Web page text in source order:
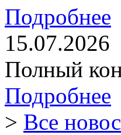
Подробнее
15.07.2026
Полный
Подробнее
> Все